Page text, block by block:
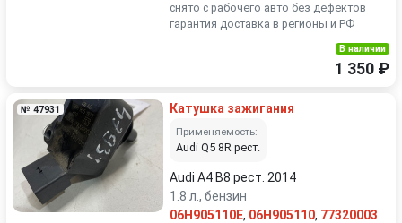
снято с рабочего авто без дефектов
гарантия доставка в регионы и РФ
В наличии
1 350 ₽
№ 47931 Катушка зажигания
Применяемость:
Audi Q5 8R рест.
Audi A4 B8 рест. 2014
1.8 л., бензин
06H905110E, 06H905110, 77320003